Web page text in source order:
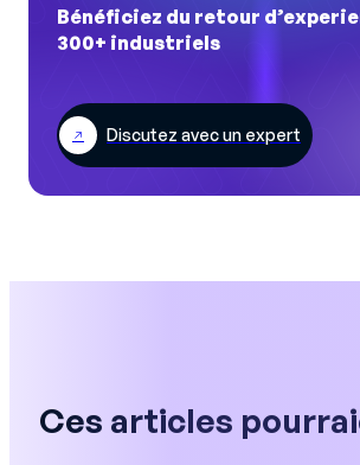
Bénéficiez du retour
300+ industriels
Discutez avec un expert
Ces articles